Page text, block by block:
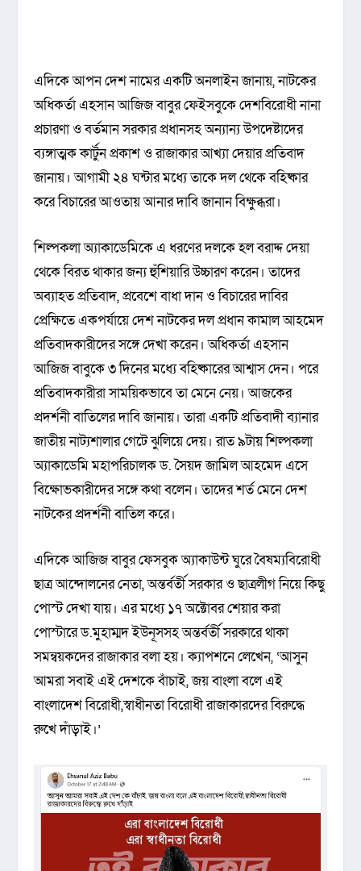
এদিকে আপন দেশ নামের একটি অনলাইন জানায়, নাটকের
অধিকর্তা এহসান আজিজ বাবুর ফেইসবুকে দেশবিরোধী নানা
প্রচারণা ও বর্তমান সরকার প্রধানসহ অন্যান্য উপদেষ্টাদের
ব্যঙ্গাত্মক কার্টুন প্রকাশ ও রাজাকার আখ্যা দেয়ার প্রতিবাদ
জানায়। আগামী ২৪ ঘন্টার মধ্যে তাকে দল থেকে বহিষ্কার
করে বিচারের আওতায় আনার দাবি জানান বিক্ষুব্ধরা।
শিল্পকলা অ্যাকাডেমিকে এ ধরণের দলকে হল বরাদ্দ দেয়া
থেকে বিরত থাকার জন্য হুঁশিয়ারি উচ্চারণ করেন। তাদের
অব্যাহত প্রতিবাদ, প্রবেশে বাধা দান ও বিচারের দাবির
প্রেক্ষিতে একপর্যায়ে দেশ নাটকের দল প্রধান কামাল আহমেদ
প্রতিবাদকারীদের সঙ্গে দেখা করেন। অধিকর্তা এহসান
আজিজ বাবুকে ৩ দিনের মধ্যে বহিষ্কারের আশ্বাস দেন। পরে
প্রতিবাদকারীরা সাময়িকভাবে তা মেনে নেয়। আজকের
প্রদর্শনী বাতিলের দাবি জানায়। তারা একটি প্রতিবাদী ব্যানার
জাতীয় নাট্যশালার গেটে ঝুলিয়ে দেয়। রাত ৯টায় শিল্পকলা
অ্যাকাডেমি মহাপরিচালক ড. সৈয়দ জামিল আহমেদ এসে
বিক্ষোভকারীদের সঙ্গে কথা বলেন। তাদের শর্ত মেনে দেশ
নাটকের প্রদর্শনী বাতিল করে।
এদিকে আজিজ বাবুর ফেসবুক অ্যাকাউন্ট ঘুরে বৈষম্যবিরোধী
ছাত্র আন্দোলনের নেতা, অন্তর্বর্তী সরকার ও ছাত্রলীগ নিয়ে কিছু
পোস্ট দেখা যায়। এর মধ্যে ১৭ অক্টোবর শেয়ার করা
পোস্টারে ড.মুহাম্মদ ইউনূসসহ অন্তর্বর্তী সরকারে থাকা
সমন্বয়কদের রাজাকার বলা হয়। ক্যাপশনে লেখেন, ‘আসুন
আমরা সবাই এই দেশকে বাঁচাই, জয় বাংলা বলে এই
বাংলাদেশ বিরোধী,স্বাধীনতা বিরোধী রাজাকারদের বিরুদ্ধে
রুখে দাঁড়াই।’